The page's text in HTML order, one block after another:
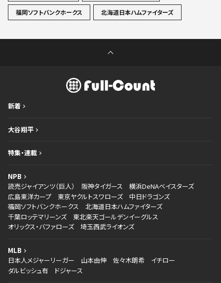
福岡ソフトバンクホークス 北海道日本ハムファイターズ
新着
大谷翔平
特集・連載
NPB
読売ジャイアンツ（巨人）
阪神タイガース
横浜DeNAベイスターズ
広島東洋カープ
東京ヤクルトスワローズ
中日ドラゴンズ
福岡ソフトバンクホークス
北海道日本ハムファイターズ
千葉ロッテマリーンズ
東北楽天ゴールデンイーグルス
オリックス・バファローズ
埼玉西武ライオンズ
MLB
日本人メジャーリーガー
山本由伸 佐々木朗希
イチロー
ダルビッシュ有
ドジャース